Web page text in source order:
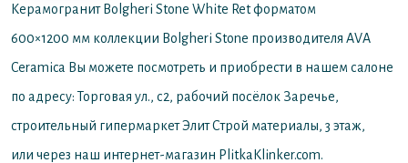
Керамогранит Bolgheri Stone White Ret форматом
600×1200 мм коллекции Bolgheri Stone производителя AVA
Ceramica Вы можете посмотреть и приобрести в нашем салоне
по адресу: Торговая ул., с2, рабочий посёлок Заречье,
строительный гипермаркет Элит Строй материалы, 3 этаж,
или через наш интернет-магазин PlitkaKlinker.com.